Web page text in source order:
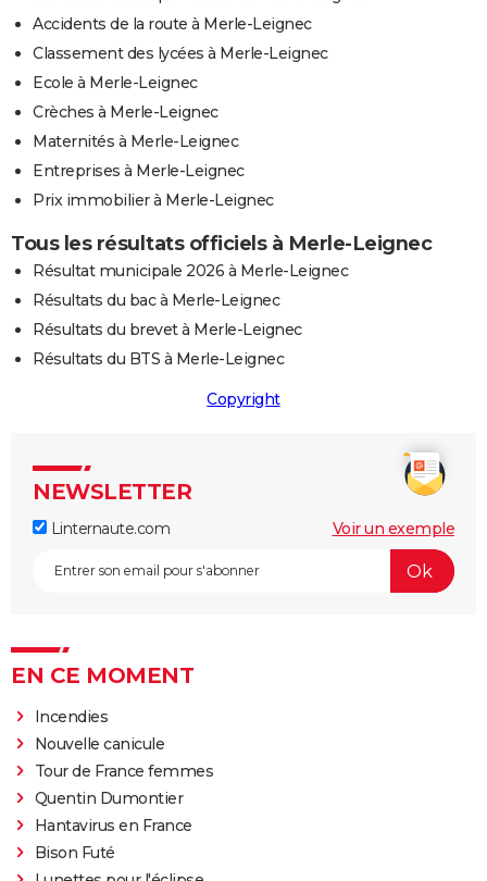
Accidents de la route à Merle-Leignec
Classement des lycées à Merle-Leignec
Ecole à Merle-Leignec
Crèches à Merle-Leignec
Maternités à Merle-Leignec
Entreprises à Merle-Leignec
Prix immobilier à Merle-Leignec
Tous les résultats officiels à Merle-Leignec
Résultat municipale 2026 à Merle-Leignec
Résultats du bac à Merle-Leignec
Résultats du brevet à Merle-Leignec
Résultats du BTS à Merle-Leignec
Copyright
NEWSLETTER
Linternaute.com Voir un exemple
EN CE MOMENT
Incendies
Nouvelle canicule
Tour de France femmes
Quentin Dumontier
Hantavirus en France
Bison Futé